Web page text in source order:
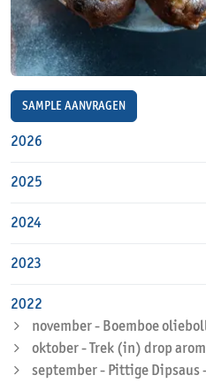
SAMPLE AANVRAGEN
2026
2025
2024
2023
2022
november - Boemboe
oktober - Trek (in) drop
september - Pittige Dipsaus